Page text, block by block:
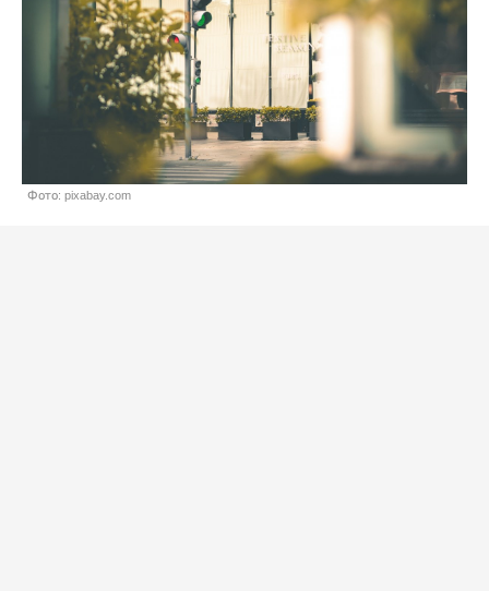
Фото: pixabay.com